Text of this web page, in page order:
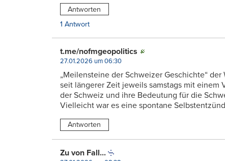
Antworten
1 Antwort
t.me/nofmgeopolitics
27.01.2026 um 06:30
„Meilensteine der Schweizer Geschichte“
seit längerer Zeit jeweils samstags mit
der Schweiz und ihre Bedeutung für die
Vielleicht war es eine spontane
Antworten
Zu von Fall...